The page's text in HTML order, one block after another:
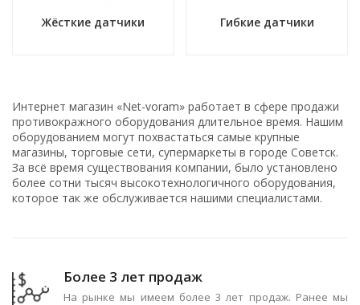
Жёсткие датчики Гибкие датчики
Интернет магазин «Net-voram» работает в сфере продажи
противокражного оборудования длительное время. Нашим
оборудованием могут похвастаться самые крупные
магазины, торговые сети, супермаркеты в городе Советск.
За всё время существования компании, было установлено
более сотни тысяч высокотехнологичного оборудования,
которое так же обслуживается нашими специалистами.
Более 3 лет продаж
На рынке мы имеем более 3 лет продаж. Ранее мы